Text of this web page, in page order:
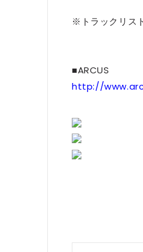
※トラックリス
■ARCUS
http://